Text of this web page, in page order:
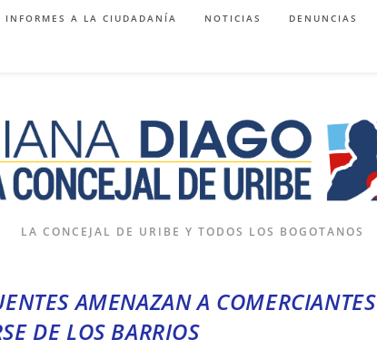
INFORMES A LA CIUDADANÍA NOTICIAS DENUNCIAS
LA CONCEJAL DE URIBE Y TODOS LOS BOGOTANOS
AMENAZAN A COMERCIANTES
DE LOS BARRIOS